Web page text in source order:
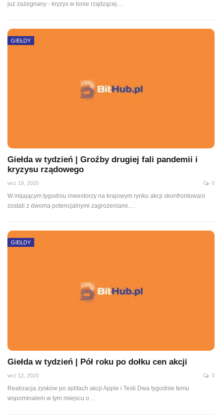
już zażegnany - kryzys w łonie rządzącej…
GIEŁDY
Giełda w tydzień | Groźby drugiej fali pandemii i
kryzysu rządowego
wrz 19, 2020 0
W mijającym tygodniu inwestorzy na krajowym rynku akcji skonfrontowani
zostali z dwoma potencjalnymi zagrożeniami.…
GIEŁDY
Giełda w tydzień | Pół roku po dołku cen akcji
wrz 12, 2020 0
Realizacja zysków po splitach akcji Apple i Tesli Dwa tygodnie temu
wspominałem w tym miejscu o